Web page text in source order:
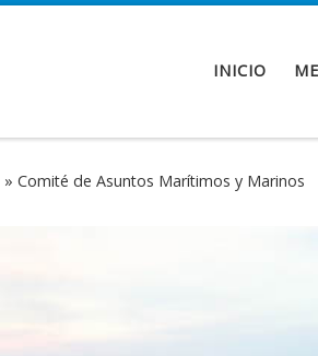
INICIO
» Comité de Asuntos Marítimos y Marinos